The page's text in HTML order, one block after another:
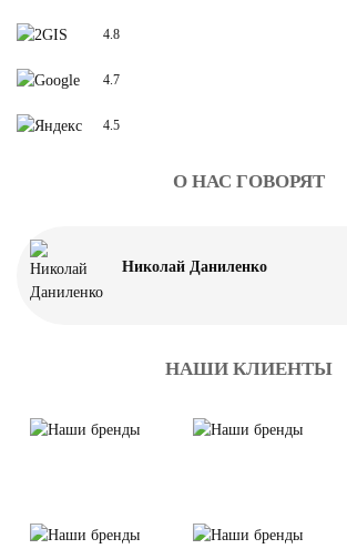
4.8
4.7
4.5
О НАС ГОВОРЯТ
Николай Даниленко
НАШИ КЛИЕНТЫ